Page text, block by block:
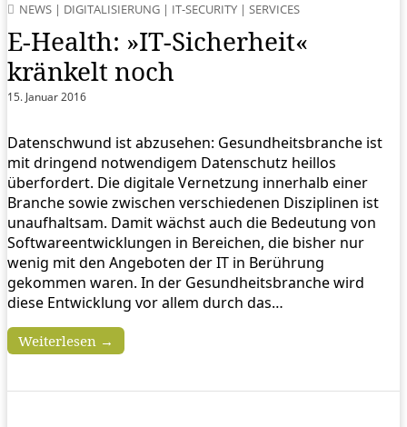
NEWS | DIGITALISIERUNG | IT-SECURITY | SERVICES
E-Health: »IT-Sicherheit«
kränkelt noch
15. Januar 2016
Datenschwund ist abzusehen: Gesundheitsbranche ist
mit dringend notwendigem Datenschutz heillos
überfordert. Die digitale Vernetzung innerhalb einer
Branche sowie zwischen verschiedenen Disziplinen ist
unaufhaltsam. Damit wächst auch die Bedeutung von
Softwareentwicklungen in Bereichen, die bisher nur
wenig mit den Angeboten der IT in Berührung
gekommen waren. In der Gesundheitsbranche wird
diese Entwicklung vor allem durch das…
Weiterlesen →